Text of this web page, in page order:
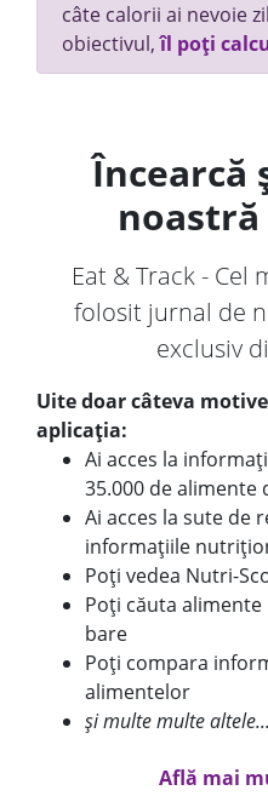
câte calorii ai nevoie
obiectivul,îl poți
Încearcă
Eat & Track - Cel
folosit jurnal de
exclusiv
Uite doar câteva
aplicația:
Ai acces la
35.000 de alimente
Ai acces la sute de
informațiile
Poți vedea Nutri-
Poți căuta
bare
Poți compara
alimentelor
și multe multe altele...
Află mai